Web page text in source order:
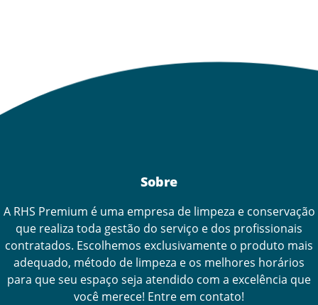
Sobre
A RHS Premium é uma empresa de limpeza e conservação
que realiza toda gestão do serviço e dos profissionais
contratados. Escolhemos exclusivamente o produto mais
adequado, método de limpeza e os melhores horários
para que seu espaço seja atendido com a excelência que
você merece! Entre em contato!